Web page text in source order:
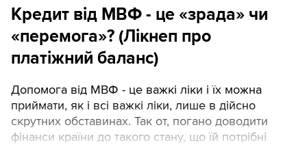
Кредит від МВФ - це «зрада» чи
«перемога»? (Лікнеп про
платіжний баланс)
Допомога від МВФ - це важкі ліки і їх можна
приймати, як і всі важкі ліки, лише в дійсно
скрутних обставинах. Так от, погано доводити
фінанси країни до такого стану, що їй потрібні